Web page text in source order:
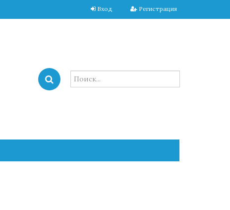
Вход Регистрация